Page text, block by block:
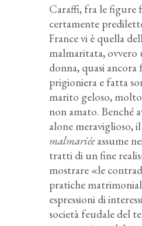
Caraffi, fra le figure
certamente
France vi è quella
malmaritata, ovvero
donna, quasi
prigioniera e fatta
marito geloso,
non amato. Benché
alone meraviglioso,
malmariéeassume
tratti di un fine
mostrare «le
pratiche
espressioni di
società feudale del